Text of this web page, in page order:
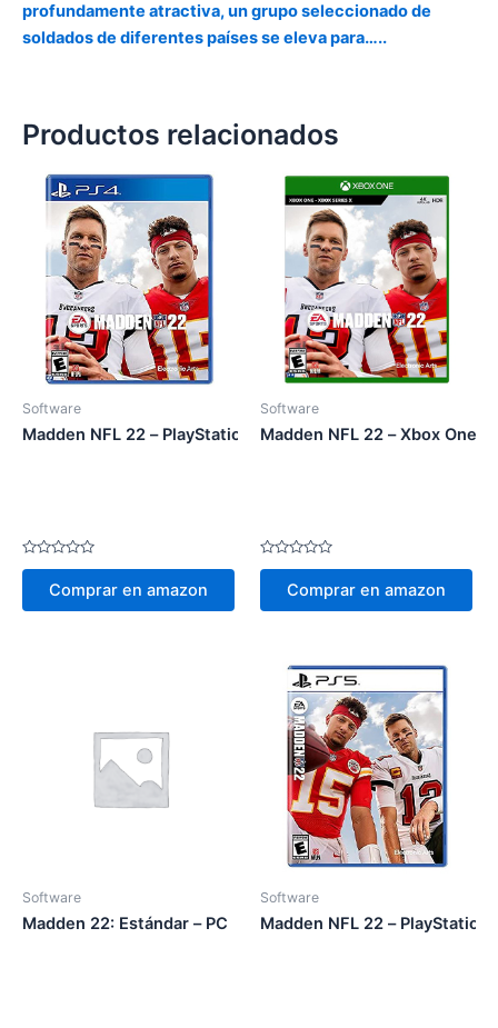
profundamente atractiva, un grupo seleccionado de
soldados de diferentes países se eleva para…..
Productos relacionados
Software
Madden NFL 22 – PlayStation 4
Valorado
de
Comprar en amazon
Software
Madden NFL 22 – Xbox One
Valorado
de
Comprar en amazon
Software
Madden 22: Estándar – PC
Software
Madden NFL 22 – PlayStation